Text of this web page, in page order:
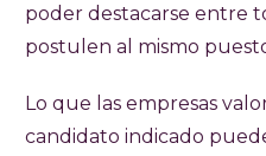
poder destacarse entre
postulen al mismo
Lo que las empresas
candidato indicado